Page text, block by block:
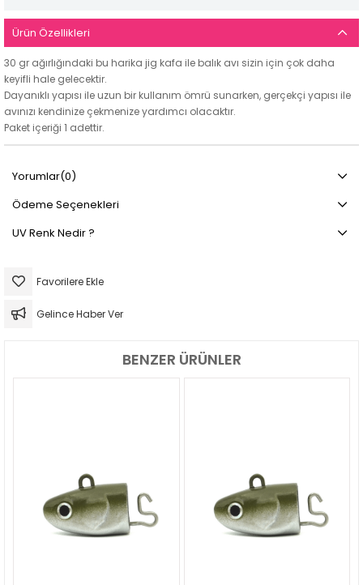
Ürün Özellikleri
30 gr ağırlığındaki bu harika jig kafa ile balık avı sizin için çok daha
keyifli hale gelecektir.
Dayanıklı yapısı ile uzun bir kullanım ömrü sunarken, gerçekçi yapısı ile
avınızı kendinize çekmenize yardımcı olacaktır.
Paket içeriği 1 adettir.
Yorumlar(0)
Ödeme Seçenekleri
UV Renk Nedir ?
Favorilere Ekle
Gelince Haber Ver
BENZER ÜRÜNLER